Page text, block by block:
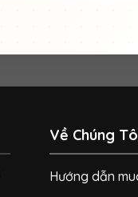
Về Chúng
Hướng dẫn